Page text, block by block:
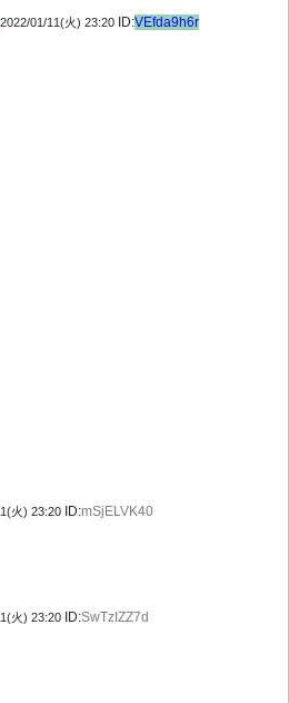
2022/01/11(火) 23:20 ID:VEfda9h6r
火) 23:20 ID:mSjELVK40
火) 23:20 ID:SwTzIZZ7d